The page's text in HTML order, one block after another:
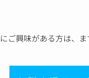
ご興味がある方は、